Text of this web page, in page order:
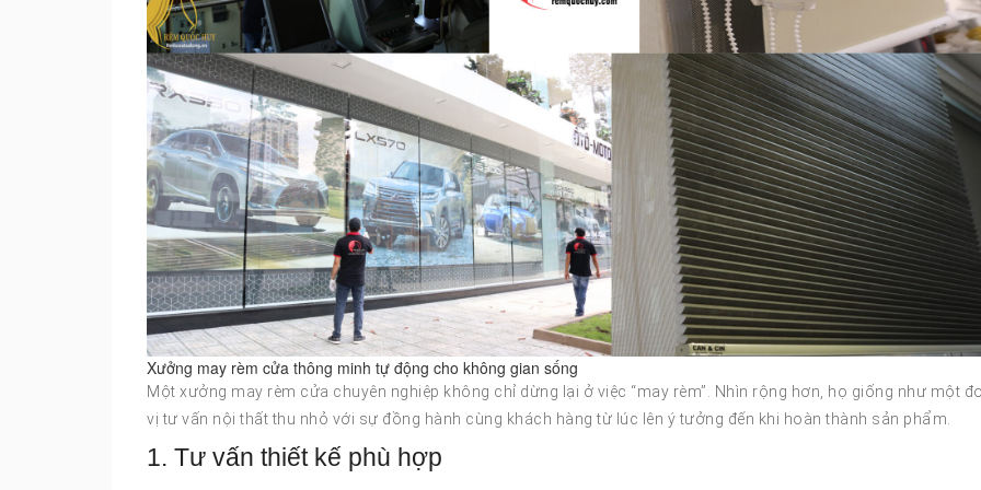
Xưởng may rèm cửa thông minh tự động cho không gian sống
Một xưởng may rèm cửa chuyên nghiệp không chỉ dừng lại ở việc “may rèm”. Nhìn rộng hơn, họ giống như một
vị tư vấn nội thất thu nhỏ với sự đồng hành cùng khách hàng từ lúc lên ý tưởng đến khi hoàn thành sản phẩm.
1. Tư vấn thiết kế phù hợp